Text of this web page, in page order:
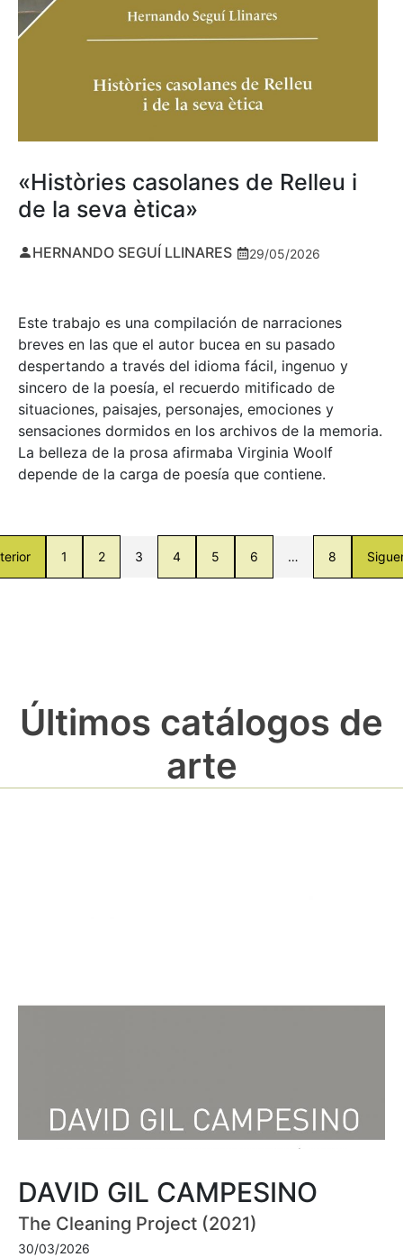
«Històries casolanes de Relleu i
de la seva ètica»
HERNANDO SEGUÍ LLINARES 29/05/2026
Este trabajo es una compilación de narraciones
breves en las que el autor bucea en su pasado
despertando a través del idioma fácil, ingenuo y
sincero de la poesía, el recuerdo mitificado de
situaciones, paisajes, personajes, emociones y
sensaciones dormidos en los archivos de la memoria.
La belleza de la prosa afirmaba Virginia Woolf
depende de la carga de poesía que contiene.
1 2 3 4 5 6 … 8
Últimos catálogos de
arte
DAVID GIL CAMPESINO
The Cleaning Project (2021)
30/03/2026